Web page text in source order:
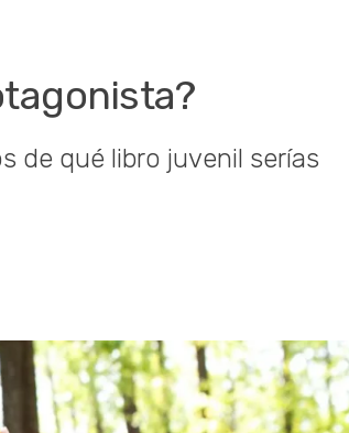
de qué libro juvenil serías